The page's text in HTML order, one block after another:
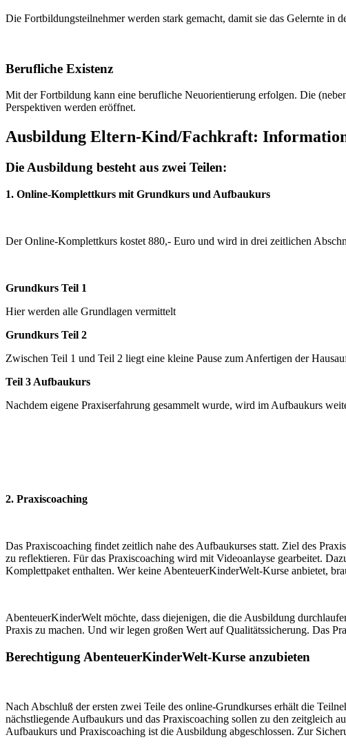
Die Fortbildungsteilnehmer werden stark gemacht, damit sie das Gelernte in
Berufliche Existenz
Mit der Fortbildung kann eine berufliche Neuorientierung erfolgen. Die
Perspektiven werden eröffnet.
Ausbildung Eltern-Kind/Fachkraft:
Die Ausbildung besteht aus zwei Teilen:
1. Online-Komplettkurs mit Grundkurs und Aufbaukurs
Der Online-Komplettkurs kostet 880,- Euro und wird in drei zeitlichen
Grundkurs Teil 1
Hier werden alle Grundlagen vermittelt
Grundkurs Teil 2
Zwischen Teil 1 und Teil 2 liegt eine kleine Pause zum Anfertigen der
Teil 3 Aufbaukurs
Nachdem eigene Praxiserfahrung gesammelt wurde, wird im Aufbaukurs
2. Praxiscoaching
Das Praxiscoaching findet zeitlich nahe des Aufbaukurses statt. Ziel des
zu reflektieren. Für das Praxiscoaching wird mit Videoanlayse gearbeitet.
Komplettpaket enthalten. Wer keine AbenteuerKinderWelt-Kurse anbietet,
AbenteuerKinderWelt möchte, dass diejenigen, die die Ausbildung
Praxis zu machen. Und wir legen großen Wert auf Qualitätssicherung. Das
Berechtigung Abenteuer­KinderWelt-Kurse anzubieten
Nach Abschluß der ersten zwei Teile des online-Grundkurses erhält die
nächstliegende Aufbaukurs und das Praxiscoaching sollen zu den zeitgleich
Aufbaukurs und Praxiscoaching ist die Ausbildung abgeschlossen. Zur